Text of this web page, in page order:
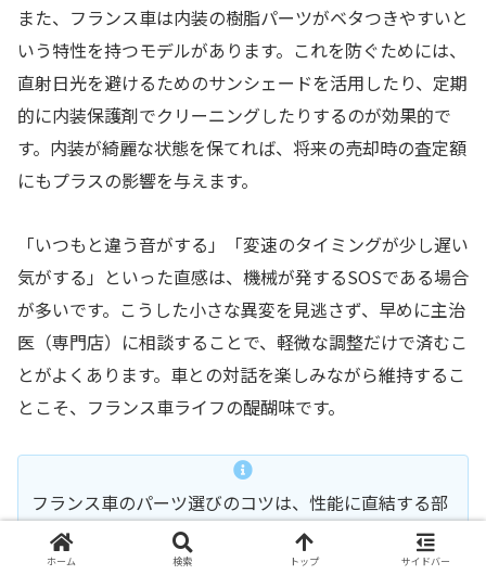
また、フランス車は内装の樹脂パーツがベタつきやすいと
いう特性を持つモデルがあります。これを防ぐためには、
直射日光を避けるためのサンシェードを活用したり、定期
的に内装保護剤でクリーニングしたりするのが効果的で
す。内装が綺麗な状態を保てれば、将来の売却時の査定額
にもプラスの影響を与えます。
「いつもと違う音がする」「変速のタイミングが少し遅い
気がする」といった直感は、機械が発するSOSである場合
が多いです。こうした小さな異変を見逃さず、早めに主治
医（専門店）に相談することで、軽微な調整だけで済むこ
とがよくあります。車との対話を楽しみながら維持するこ
とこそ、フランス車ライフの醍醐味です。
フランス車のパーツ選びのコツは、性能に直結する部
分はケチらず、消耗品は賢くOEMを活用することで
す。特にエンジンオイルだけは、推奨グレードを守る
ホーム 検索 トップ サイドバー